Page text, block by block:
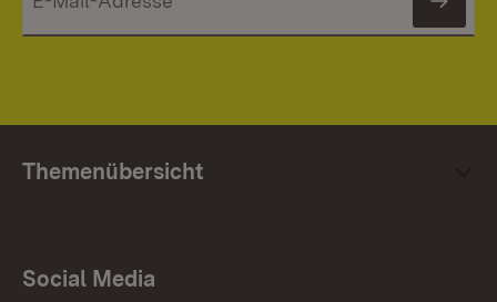
Themenübersicht
Social Media